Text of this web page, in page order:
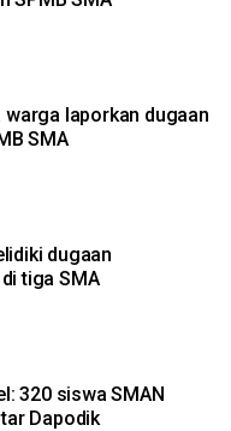
laporkan dugaan
SMA
dugaan
tiga SMA
320 siswa SMAN
Dapodik